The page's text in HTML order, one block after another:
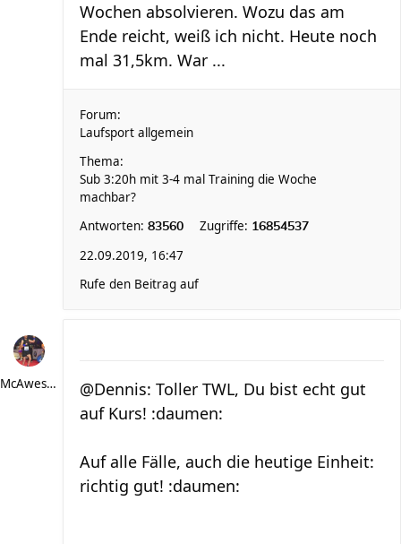
Wochen absolvieren. Wozu das am
Ende reicht, weiß ich nicht. Heute noch
mal 31,5km. War ...
Forum:
Laufsport allgemein
Thema:
Sub 3:20h mit 3-4 mal Training die Woche
machbar?
Antworten: 83560 Zugriffe: 16854537
22.09.2019, 16:47
Rufe den Beitrag auf
McAwesome
@Dennis: Toller TWL, Du bist echt gut
auf Kurs! :daumen:
Auf alle Fälle, auch die heutige Einheit:
richtig gut! :daumen: